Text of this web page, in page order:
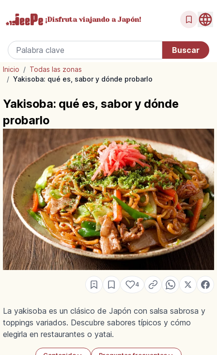
¡Disfrutaviajando a Japón!
Inicio / Todas las zonas
/ Yakisoba: qué es, sabor y dónde probarlo
Yakisoba: qué es, sabor y dónde
probarlo
4
La yakisoba es un clásico de Japón con salsa sabrosa y
toppings variados. Descubre sabores típicos y cómo
elegirla en restaurantes o yatai.